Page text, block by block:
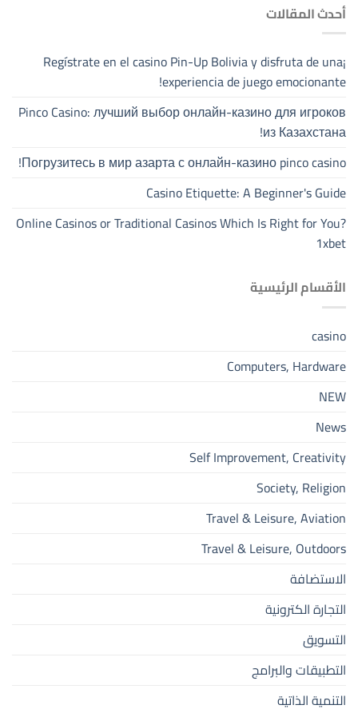
أحدث المقالات
¡Regístrate en el casino Pin-Up Bolivia y disfruta de una
experiencia de juego emocionante!
Pinco Casino: лучший выбор онлайн-казино для игроков
из Казахстана!
Погрузитесь в мир азарта с онлайн-казино pinco casino!
Casino Etiquette: A Beginner's Guide
Online Casinos or Traditional Casinos Which Is Right for You?
1xbet
الأقسام الرئيسية
casino
Computers, Hardware
NEW
News
Self Improvement, Creativity
Society, Religion
Travel & Leisure, Aviation
Travel & Leisure, Outdoors
الاستضافة
التجارة الكترونية
التسويق
التطبيقات والبرامج
التنمية الذاتية